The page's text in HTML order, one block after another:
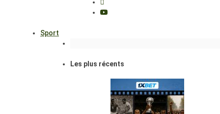
Sport
Les plus récents